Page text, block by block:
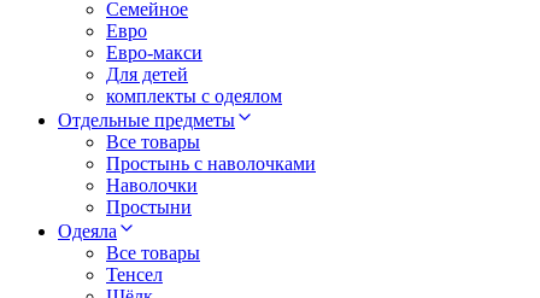
Семейное
Евро
Евро-макси
Для детей
комплекты с одеялом
Отдельные предметы
Все товары
Простынь с наволочками
Наволочки
Простыни
Одеяла
Все товары
Тенсел